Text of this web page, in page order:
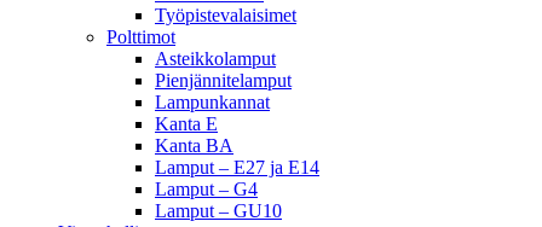
Työpistevalaisimet
Polttimot
Asteikkolamput
Pienjännitelamput
Lampunkannat
Kanta E
Kanta BA
Lamput – E27 ja E14
Lamput – G4
Lamput – GU10